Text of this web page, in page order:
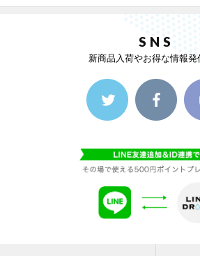
SNS
新商品入荷やお得な情報発